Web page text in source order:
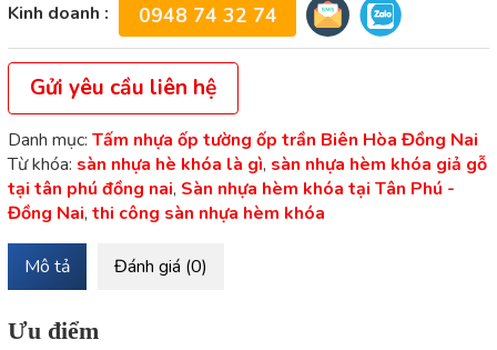
Kinh doanh : 0948 74 32 74
Gửi yêu cầu liên hệ
Danh mục: Tấm nhựa ốp tường ốp trần Biên Hòa Đồng Nai
Từ khóa: sàn nhựa hè khóa là gì, sàn nhựa hèm khóa giả gỗ
tại tân phú đồng nai, Sàn nhựa hèm khóa tại Tân Phú -
Đồng Nai, thi công sàn nhựa hèm khóa
Mô tả Đánh giá (0)
Ưu điểm